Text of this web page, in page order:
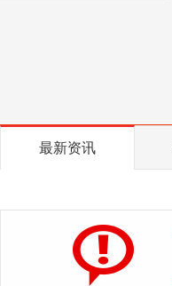
最新资讯